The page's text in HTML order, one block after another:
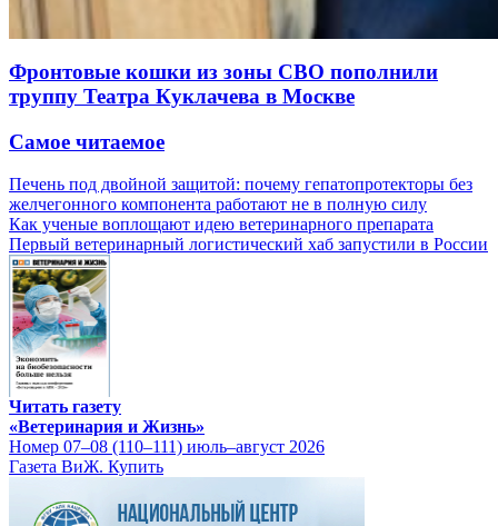
Фронтовые кошки из зоны СВО пополнили
труппу Театра Куклачева в Москве
Самое читаемое
Печень под двойной защитой: почему гепатопротекторы без
желчегонного компонента работают не в полную силу
Как ученые воплощают идею ветеринарного препарата
Первый ветеринарный логистический хаб запустили в России
Читать газету
«Ветеринария и Жизнь»
Номер 07–08 (110–111) июль–август 2026
Газета ВиЖ. Купить